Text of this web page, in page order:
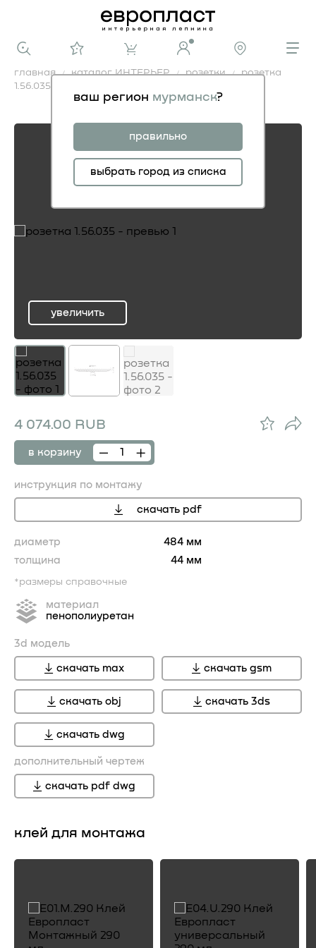
ваш регион мурманск?
правильно
выбрать город из списка
главная каталог ИНТЕРЬЕР розетки
розетка
1.56.035
розетка 1.56.035
ru
увеличить
4 074.00 RUB
в корзину
инструкция по монтажу
скачать pdf
диаметр
484 мм
толщина
44 мм
*размеры справочные
материал
пенополиуретан
3d модель
скачать max скачать gsm
скачать obj скачать 3ds
скачать dwg
дополнительный чертеж
скачать pdf dwg
клей для монтажа